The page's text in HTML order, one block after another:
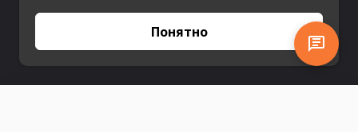
© Квестикс, 2026
Понятно